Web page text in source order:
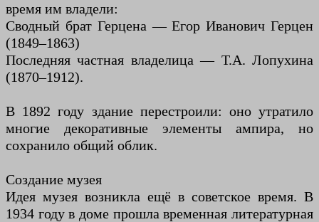
время им владели:
Сводный брат Герцена — Егор Иванович Герцен
(1849–1863)
Последняя частная владелица — Т.А. Лопухина
(1870–1912).
В 1892 году здание перестроили: оно утратило
многие декоративные элементы ампира, но
сохранило общий облик.
Создание музея
Идея музея возникла ещё в советское время. В
1934 году в доме прошла временная литературная